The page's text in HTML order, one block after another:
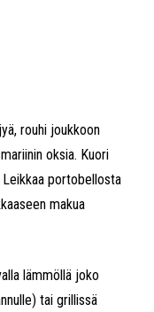
rouhi joukkoon
oksia. Kuori
Leikkaa portobellosta
makua
lämmöllä joko
tai grillissä